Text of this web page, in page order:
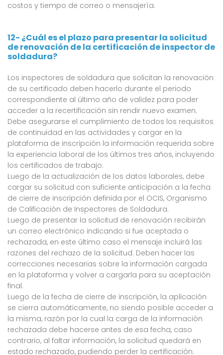
costos y tiempo de correo o mensajería.
12- ¿Cuál es el plazo para presentar la solicitud
de renovación de la certificación de inspector de
soldadura?
Los inspectores de soldadura que solicitan la renovación
de su certificado deben hacerlo durante el periodo
correspondiente al último año de validez para poder
acceder a la recertificación sin rendir nuevo examen.
Debe asegurarse el cumplimiento de todos los requisitos
de continuidad en las actividades y cargar en la
plataforma de inscripción la información requerida sobre
la experiencia laboral de los últimos tres años, incluyendo
los certificados de trabajo.
Luego de la actualización de los datos laborales, debe
cargar su solicitud con suficiente anticipación a la fecha
de cierre de inscripción definida por el OCIS, Organismo
de Calificación de Inspectores de Soldadura.
Luego de presentar la solicitud de renovación recibirán
un correo electrónico indicando si fue aceptada o
rechazada, en este último caso el mensaje incluirá las
razones del rechazo de la solicitud. Deben hacer las
correcciones necesarias sobre la información cargada
en la plataforma y volver a cargarla para su aceptación
final.
Luego de la fecha de cierre de inscripción, la aplicación
se cierra automáticamente, no siendo posible acceder a
la misma, razón por la cual la carga de la información
rechazada debe hacerse antes de esa fecha, caso
contrario, al faltar información, la solicitud quedará en
estado rechazado, pudiendo perder la certificación.